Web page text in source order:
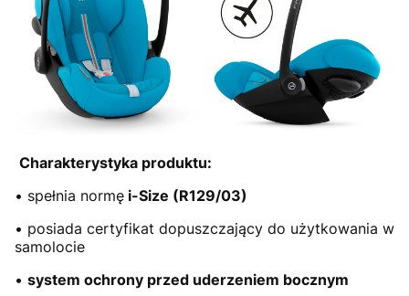
Charakterystyka produktu:
• spełnia normę i-Size (R129/03)
• posiada certyfikat dopuszczający do użytkowania w
samolocie
• system ochrony przed uderzeniem bocznym